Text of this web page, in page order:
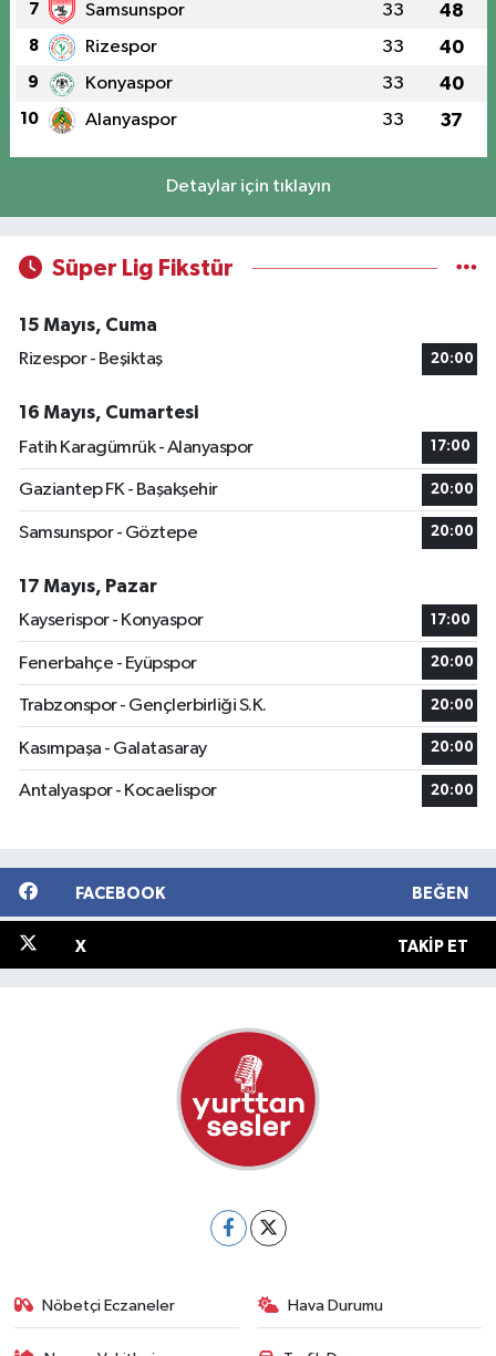
7 Samsunspor 33 48
8 Rizespor 33 40
9 Konyaspor 33 40
10 Alanyaspor 33 37
Detaylar için tıklayın
Süper Lig Fikstür
15 Mayıs, Cuma
Rizespor - Beşiktaş
20:00
16 Mayıs, Cumartesi
Fatih Karagümrük - Alanyaspor
17:00
Gaziantep FK - Başakşehir 20:00
Samsunspor - Göztepe 20:00
17 Mayıs, Pazar
Kayserispor - Konyaspor
17:00
Fenerbahçe - Eyüpspor 20:00
Trabzonspor - Gençlerbirliği S.K. 20:00
Kasımpaşa - Galatasaray 20:00
Antalyaspor - Kocaelispor 20:00
FACEBOOK BEĞEN
X TAKIP ET
Nöbetçi Eczaneler Hava Durumu